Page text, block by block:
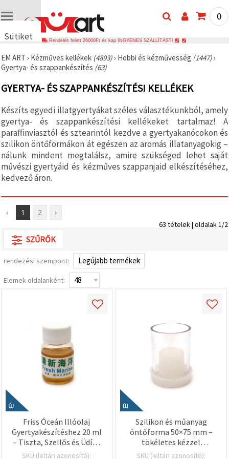
Sütiket
🍪 Cookie-
kat és
technológiákat
használunk
érdekében,
hogy
biztosítsuk
a weboldal
megfelelő
működését,
javítsuk az
Ön
felhasználói
elemezzük
a
valamint
relevánsabb
és
meg,
beleértve
a
Beállításokban
megadhatja
preferenciáit
az adott
típusú sütik
kiválasztásával
0
Rendelés felett 26000Ft és kap INGYENES SZÁLLÍTÁST!
EM ART › Kézműves kellékek (4893)› Hobbi és kézművesség (1447)›
Gyertya- és szappankészítés (63)
GYERTYA- ÉS SZAPPANKÉSZÍTÉSI KELLÉKEK
Készíts egyedi illatgyertyákat széles választékunkból, amely
gyertya- és szappankészítési kellékeket tartalmaz! A
paraffinviasztól és sztearintól kezdve a gyertyakanócokon és
szilikon öntőformákon át egészen az aromás illatanyagokig –
nálunk mindent megtalálsz, amire szükséged lehet saját
művészi gyertyáid és kézműves szappanjaid elkészítéséhez,
kedvező áron.
‹ 1 2 ›
63 tételek | oldalak 1/2
SZŰRŐK
rendezési szempont:
Elemek oldalanként:
ÚJ
Friss Óceán Illóolaj
Gyertyakészítéshez 20 ml
– Tiszta, Szellős és Üdítő
Tengeri Illat DIY Hobby
SKU (leltári azonosító):
ÚJ
Szilikon és műanyag
öntőforma 50×75 mm –
tökéletes kézzel
készített gyertyákhoz,
SKU (leltári azonosító):